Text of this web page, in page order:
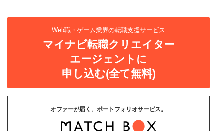
Web職・ゲーム業界の転職支援サービス
マイナビ転職クリエイター
エージェントに
申し込む(全て無料)
オファーが届く、ポートフォリオサービス。